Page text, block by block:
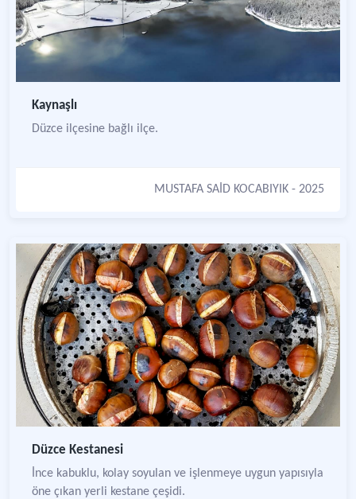
Kaynaşlı
Düzce ilçesine bağlı ilçe.
MUSTAFA SAİD KOCABIYIK - 2025
Düzce Kestanesi
İnce kabuklu, kolay soyulan ve işlenmeye uygun yapısıyla
öne çıkan yerli kestane çeşidi.